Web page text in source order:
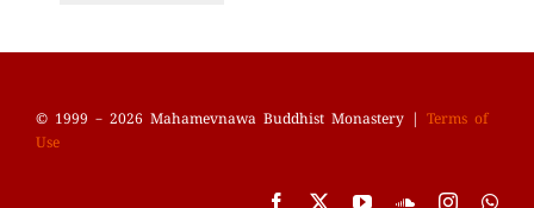
© 1999 – 2026 Mahamevnawa Buddhist Monastery | Terms of
Use